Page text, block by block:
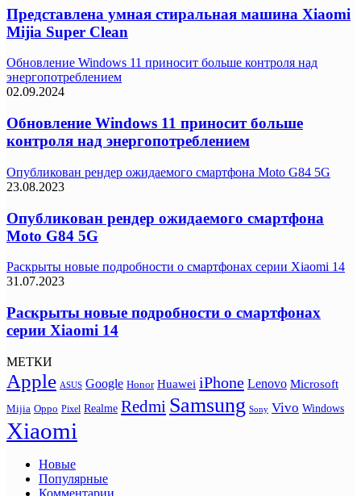
Представлена умная стиральная машина Xiaomi
Mijia Super Clean
Обновление Windows 11 приносит больше контроля над
энергопотреблением
02.09.2024
Обновление Windows 11 приносит больше
контроля над энергопотреблением
Опубликован рендер ожидаемого смартфона Moto G84 5G
23.08.2023
Опубликован рендер ожидаемого смартфона
Moto G84 5G
Раскрыты новые подробности о смартфонах серии Xiaomi 14
31.07.2023
Раскрыты новые подробности о смартфонах
серии Xiaomi 14
МЕТКИ
Apple ASUS Google Honor Huawei iPhone Lenovo Microsoft
Mijia Oppo Pixel Realme Redmi Samsung Sony Vivo Windows
Xiaomi
Новые
Популярные
Комментарии